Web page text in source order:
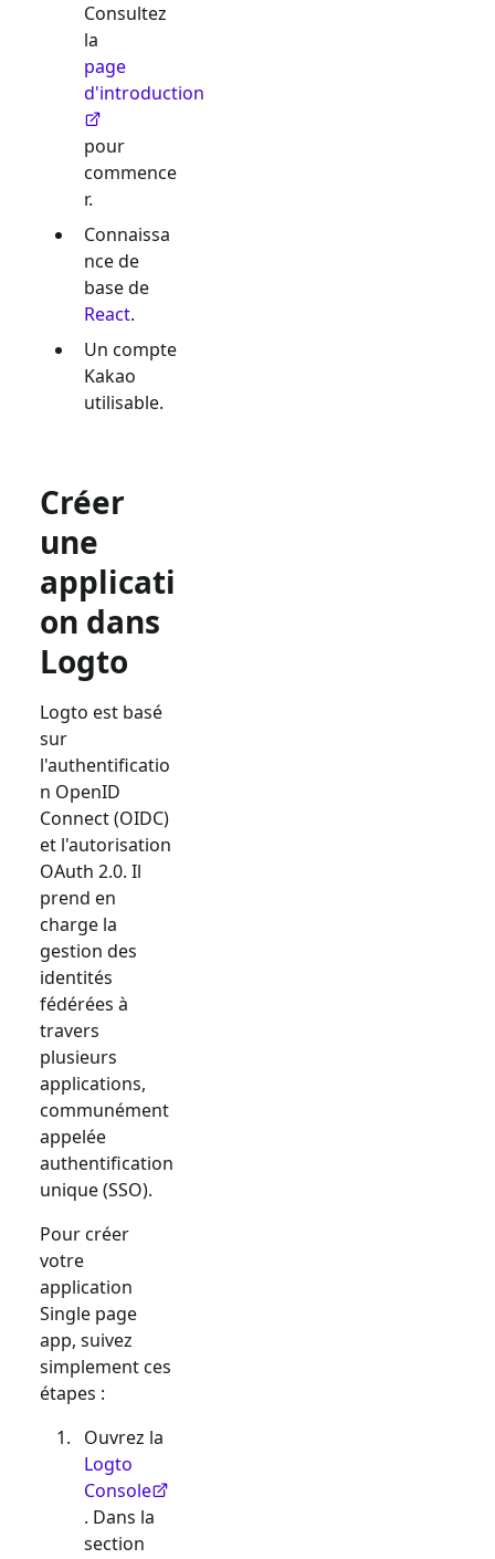
Consultez
la
page
d'introduction
pour
commence
r.
Connaissa
nce de
base de
React.
Un compte
Kakao
utilisable.
Créer
une
applicati
on dans
Logto
Logto est basé
sur
l'authentificatio
n OpenID
Connect (OIDC)
et l'autorisation
OAuth 2.0. Il
prend en
charge la
gestion des
identités
fédérées à
travers
plusieurs
applications,
communément
appelée
authentification
unique (SSO).
Pour créer
votre
application
Single page
app, suivez
simplement ces
étapes :
Ouvrez la
Logto
Console
. Dans la
section